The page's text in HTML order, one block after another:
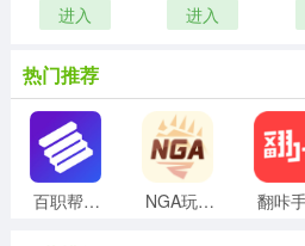
进入
进入
热门推荐
百职帮官方版 NGA玩家社区官方版